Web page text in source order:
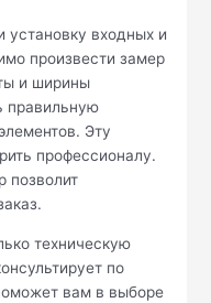
установку входных и
произвести замер
и ширины
правильную
Эту
профессионалу.
позволит
техническую
по
вам в выборе